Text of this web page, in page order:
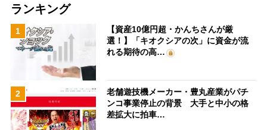
ランキング
1
【資産10億円超・かんちさんが厳
選！】「キオクシアの次」に資金が流
れる期待の高…
2
老舗遊技機メーカー・豊丸産業がパチ
ンコ事業停止の背景 大手と中小の格
差拡大に拍車…